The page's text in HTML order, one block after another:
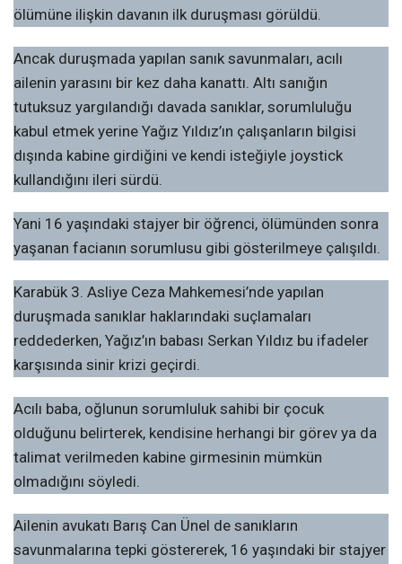
ölümüne ilişkin davanın ilk duruşması görüldü.
Ancak duruşmada yapılan sanık savunmaları, acılı
ailenin yarasını bir kez daha kanattı. Altı sanığın
tutuksuz yargılandığı davada sanıklar, sorumluluğu
kabul etmek yerine Yağız Yıldız’ın çalışanların bilgisi
dışında kabine girdiğini ve kendi isteğiyle joystick
kullandığını ileri sürdü.
Yani 16 yaşındaki stajyer bir öğrenci, ölümünden sonra
yaşanan facianın sorumlusu gibi gösterilmeye çalışıldı.
Karabük 3. Asliye Ceza Mahkemesi’nde yapılan
duruşmada sanıklar haklarındaki suçlamaları
reddederken, Yağız’ın babası Serkan Yıldız bu ifadeler
karşısında sinir krizi geçirdi.
Acılı baba, oğlunun sorumluluk sahibi bir çocuk
olduğunu belirterek, kendisine herhangi bir görev ya da
talimat verilmeden kabine girmesinin mümkün
olmadığını söyledi.
Ailenin avukatı Barış Can Ünel de sanıkların
savunmalarına tepki göstererek, 16 yaşındaki bir stajyer